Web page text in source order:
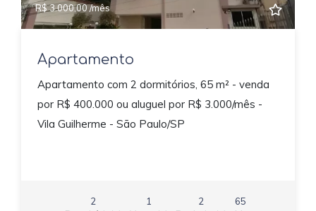
R$ 3.000,00 /mês
Apartamento
Apartamento com 2 dormitórios, 65 m² - venda
por R$ 400.000 ou aluguel por R$ 3.000/mês -
Vila Guilherme - São Paulo/SP
2
1
2
65